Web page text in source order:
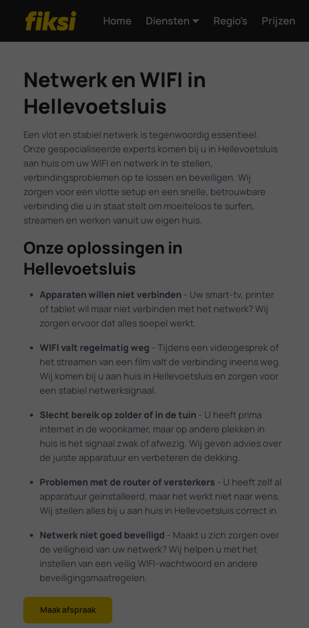
Home Diensten Regio's Prijzen
Netwerk en WIFI in
Hellevoetsluis
Een vlot en stabiel netwerk is tegenwoordig essentieel.
Onze gespecialiseerde experts komen bij u in Hellevoetsluis
aan huis om uw WIFI en netwerk in te stellen,
verbindingsproblemen op te lossen en beveiligen. Wij
zorgen voor een vlotte setup en een snelle, betrouwbare
verbinding die u in staat stelt om moeiteloos te surfen,
streamen en werken vanuit uw eigen huis.
Onze oplossingen in
Hellevoetsluis
Apparaten willen niet verbinden - Uw smart-tv, printer
of tablet wil maar niet verbinden met het netwerk? Wij
zorgen ervoor dat alles soepel werkt.
WIFI valt regelmatig weg - Tijdens een videogesprek of
het streamen van een film valt de verbinding ineens weg.
Wij komen bij u aan huis in Hellevoetsluis en zorgen voor
een stabiel netwerksignaal.
Slecht bereik op zolder of in de tuin - U heeft prima
internet in de woonkamer, maar op andere plekken in
huis is het signaal zwak of afwezig. Wij geven advies over
de juiste apparatuur en verbeteren de dekking.
Problemen met de router of versterkers - U heeft zelf al
apparatuur geïnstalleerd, maar het werkt niet naar wens.
Wij stellen alles bij u aan huis in Hellevoetsluis correct in.
Netwerk niet goed beveiligd - Maakt u zich zorgen over
de veiligheid van uw netwerk? Wij helpen u met het
instellen van een veilig WIFI-wachtwoord en andere
beveiligingsmaatregelen.
Maak afspraak